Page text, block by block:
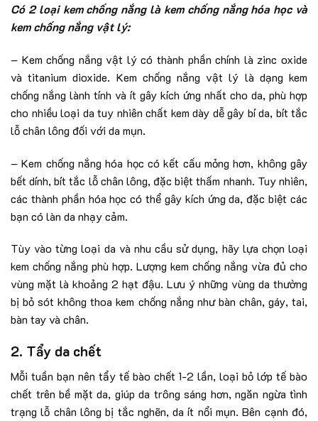
Có 2 loại kem chống nắng là kem chống nắng hóa học và
kem chống nắng vật lý:
– Kem chống nắng vật lý có thành phần chính là zinc oxide
và titanium dioxide. Kem chống nắng vật lý là dạng kem
chống nắng lành tính và ít gây kích ứng nhất cho da, phù hợp
cho nhiều loại da tuy nhiên chất kem dày dễ gây bí da, bít tắc
lỗ chân lông đối với da mụn.
– Kem chống nắng hóa học có kết cấu mỏng hơn, không gây
bết dính, bít tắc lỗ chân lông, đặc biệt thấm nhanh. Tuy nhiên,
các thành phần hóa học có thể gây kích ứng da, đặc biệt các
bạn có làn da nhạy cảm.
Tùy vào từng loại da và nhu cầu sử dụng, hãy lựa chọn loại
kem chống nắng phù hợp. Lượng kem chống nắng vừa đủ cho
vùng mặt là khoảng 2 hạt đậu. Lưu ý những vùng da thường
bị bỏ sót không thoa kem chống nắng như bàn chân, gáy, tai,
bàn tay và chân.
2. Tẩy da chết
Mỗi tuần bạn nên tẩy tế bào chết 1-2 lần, loại bỏ lớp tế bào
chết trên bề mặt da, giúp da trông sáng hơn, ngăn ngừa tình
trạng lỗ chân lông bị tắc nghẽn, da ít nổi mụn. Bên cạnh đó,